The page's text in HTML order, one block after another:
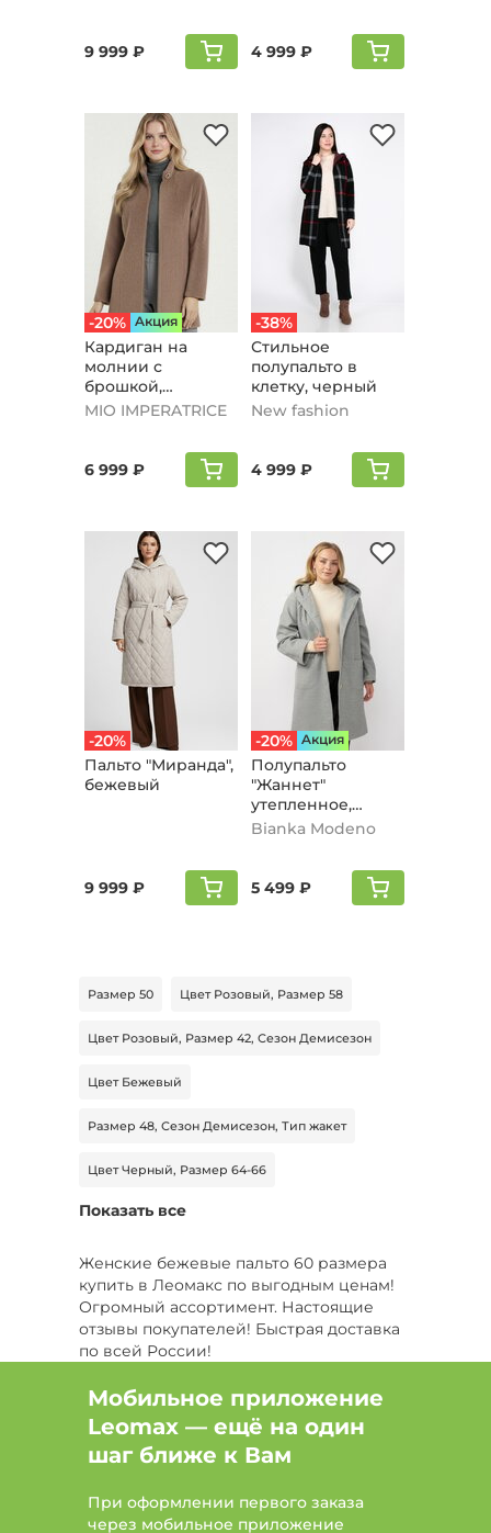
9 999 ₽ 4 999 ₽
-20% Aкция
Кардиган на
молнии с
брошкой,
бежевый
MIO IMPERATRICE
6 999 ₽
-38%
Стильное
полупальто в
клетку, черный
New fashion
4 999 ₽
-20%
Пальто "Мирaнда",
бежевый
9 999 ₽
-20% Aкция
Полупальто
"Жаннет"
утепленное,
серый
Bianka Modeno
5 499 ₽
Размер 50 Цвет Розовый, Размер 58
Цвет Розовый, Размер 42, Сезон Демисезон
Цвет Бежевый
Размер 48, Сезон Демисезон, Тип жакет
Цвет Черный, Размер 64-66
Размер 46-48, Сезон Зима, Длина макси
Цвет Черный, Сезон Зима, Тип шуба
Размер 52-54, Сезон Зима, Длина миди
Цвет Черный, Размер 58
Цвет Розовый, Размер 52-54, Сезон Демисезон
Цвет Розовый, Сезон Демисезон, Тип ветровка
Цвет Зеленый, Сезон Зима
Показать все
Женские бежевые пальто 60 размера
купить в Леомакс по выгодным ценам!
Огромный ассортимент. Настоящие
отзывы покупателей! Быстрая доставка
по всей России!
Мобильное приложение
Leomax — ещё на один
шаг ближе к Вам
При оформлении первого заказа
через мобильное приложение